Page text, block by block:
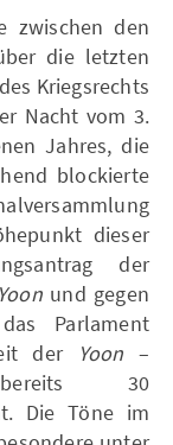
zwischen den
die letzten
Kriegsrechts
Nacht vom 3.
Jahres, die
blockierte
dieser
der
Yoon und gegen
Parlament
der
Yoon –
30
Die Töne im